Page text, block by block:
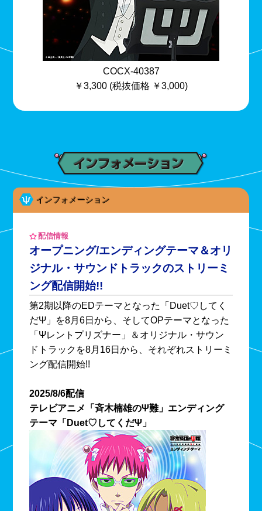
COCX-40387
￥3,300 (税抜価格 ￥3,000)
インフォメーション
配信情報
オープニング/エンディングテーマ＆オリ
ジナル・サウンドトラックのストリーミ
ング配信開始!!
第2期以降のEDテーマとなった「Duet♡してく
だΨ」を8月6日から、そしてOPテーマとなった
「Ψレントプリズナー」＆オリジナル・サウン
ドトラックを8月16日から、それぞれストリーミ
ング配信開始!!
2025/8/6配信
テレビアニメ「斉木楠雄のΨ難」エンディング
テーマ「Duet♡してくだΨ」